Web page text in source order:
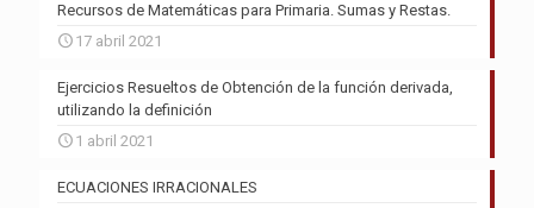
Recursos de Matemáticas para Primaria. Sumas y Restas.
17 abril 2021
Ejercicios Resueltos de Obtención de la función derivada,
utilizando la definición
1 abril 2021
ECUACIONES IRRACIONALES